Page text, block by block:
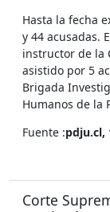
Hasta la fecha
y 44 acusadas.
instructor de la
asistido por 5
Brigada
Humanos de la
Fuente :pdju.cl,
Corte